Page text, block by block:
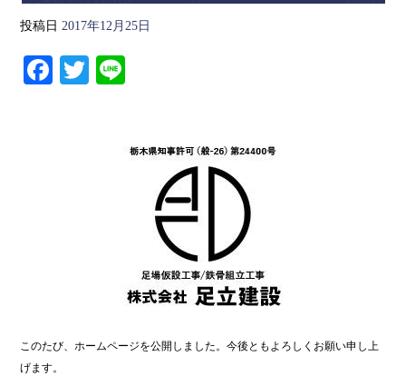
投稿日 2017年12月25日
Fa T
このたび、ホームページを公開しました。今後ともよろしくお願い申し上
げます。